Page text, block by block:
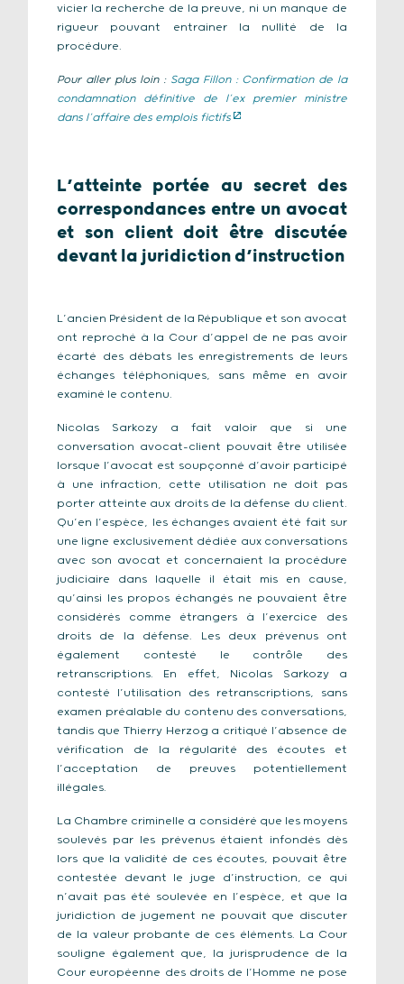
vicier la recherche de la preuve, ni un manque de
rigueur pouvant entrainer la nullité de la
procédure.
Pour aller plus loin : Saga Fillon : Confirmation de la
condamnation définitive de l’ex premier ministre
dans l’affaire des emplois fictifs
L’atteinte portée au secret des
correspondances entre un avocat
et son client doit être discutée
devant la juridiction d’instruction
L’ancien Président de la République et son avocat
ont reproché à la Cour d’appel de ne pas avoir
écarté des débats les enregistrements de leurs
échanges téléphoniques, sans même en avoir
examiné le contenu.
Nicolas Sarkozy a fait valoir que si une
conversation avocat-client pouvait être utilisée
lorsque l’avocat est soupçonné d’avoir participé
à une infraction, cette utilisation ne doit pas
porter atteinte aux droits de la défense du client.
Qu’en l’espèce, les échanges avaient été fait sur
une ligne exclusivement dédiée aux conversations
avec son avocat et concernaient la procédure
judiciaire dans laquelle il était mis en cause,
qu’ainsi les propos échangés ne pouvaient être
considérés comme étrangers à l’exercice des
droits de la défense. Les deux prévenus ont
également contesté le contrôle des
retranscriptions. En effet, Nicolas Sarkozy a
contesté l’utilisation des retranscriptions, sans
examen préalable du contenu des conversations,
tandis que Thierry Herzog a critiqué l’absence de
vérification de la régularité des écoutes et
l’acceptation de preuves potentiellement
illégales.
La Chambre criminelle a considéré que les moyens
soulevés par les prévenus étaient infondés dès
lors que la validité de ces écoutes, pouvait être
contestée devant le juge d’instruction, ce qui
n’avait pas été soulevée en l’espèce, et que la
juridiction de jugement ne pouvait que discuter
de la valeur probante de ces éléments. La Cour
souligne également que, la jurisprudence de la
Cour européenne des droits de l’Homme ne pose